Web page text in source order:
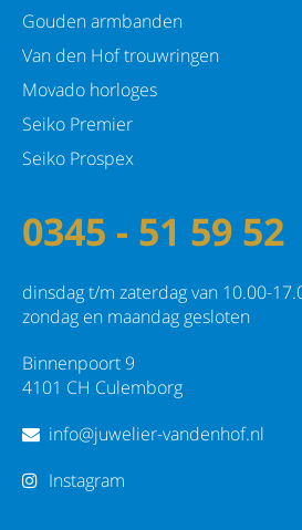
Gouden armbanden
Van den Hof trouwringen
Movado horloges
Seiko Premier
Seiko Prospex
0345 - 51 59 52
dinsdag t/m zaterdag van 10.00-
zondag en maandag gesloten
Binnenpoort 9
4101 CH Culemborg
info@juwelier-vandenhof.nl
Instagram